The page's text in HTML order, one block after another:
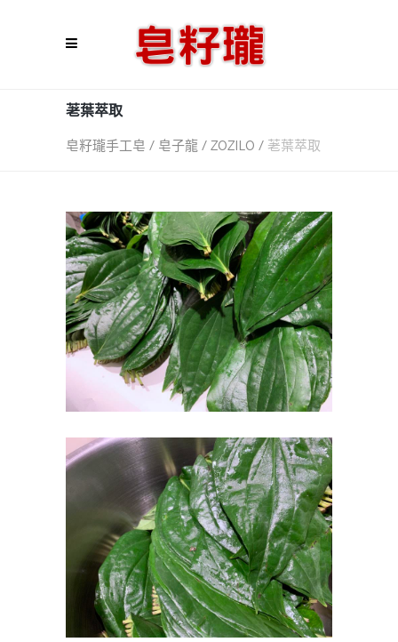
荖葉萃取
皂籽瓏手工皂 / 皂子龍 / ZOZILO / 荖葉萃取